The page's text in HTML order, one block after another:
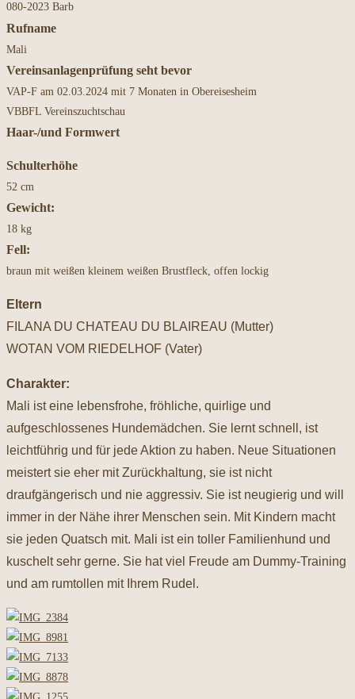
080-2023 Barb
Rufname
Mali
Vereinsanlagenprüfung seht bevor
VAP-F am 02.03.2024 mit 7 Monaten in Obereisesheim
VBBFL Vereinszuchtschau
Haar-/und Formwert
Schulterhöhe
52 cm
Gewicht:
18 kg
Fell:
braun mit weißen kleinem weißen Brustfleck, offen lockig
Eltern
FILANA DU CHATEAU DU BLAIREAU (Mutter)
WOTAN VOM RIEDELHOF (Vater)
Charakter:
Mali ist eine lebensfrohe, fröhliche, quirlige und
aufgeschlossenes Hundemädchen. Sie lernt schnell, ist
leichtführig und für jede Aktion zu haben. Neue Situationen
meistert sie eher mit Zurückhaltung, sie ist nicht
draufgängerisch und nie aggressiv. Sie ist neugierig und will
immer in der Nähe ihrer Menschen sein. Mit Kindern macht
sie jeden Quatsch mit. Mali ist ein toller Familienhund und
kuschelt sehr gerne. Sie hat viel Freude am Dummy-Training
und am rumtollen mit Ihrem Rudel.